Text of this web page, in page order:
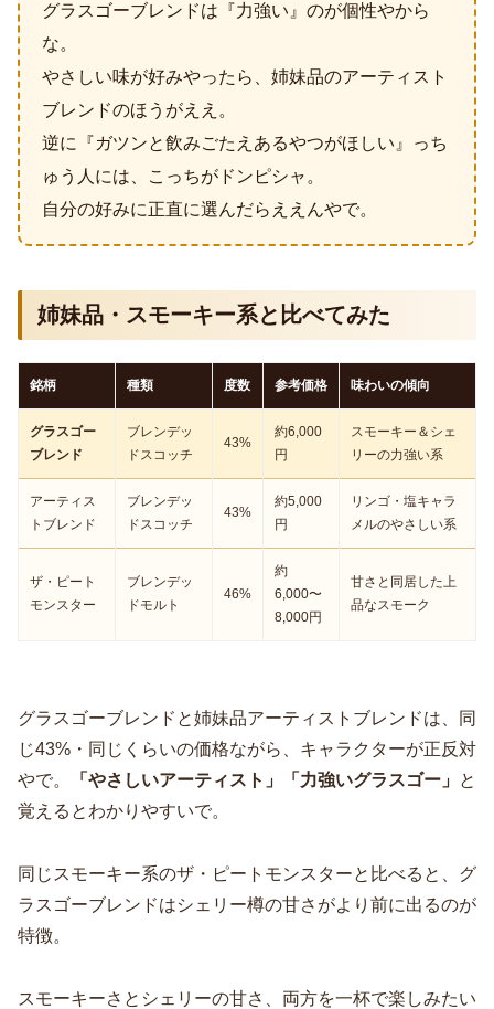
グラスゴーブレンドは『力強い』のが個性やから
な。
やさしい味が好みやったら、姉妹品のアーティスト
ブレンドのほうがええ。
逆に『ガツンと飲みごたえあるやつがほしい』っち
ゅう人には、こっちがドンピシャ。
自分の好みに正直に選んだらええんやで。
姉妹品・スモーキー系と比べてみた
銘柄 種類 度数 参考価格 味わいの傾向
グラスゴー
ブレンド
ブレンデッ
ドスコッチ
43%
約6,000
円
スモーキー＆シェ
リーの力強い系
アーティス
トブレンド
ブレンデッ
ドスコッチ
43%
約5,000
円
リンゴ・塩キャラ
メルのやさしい系
ザ・ピート
モンスター
ブレンデッ
ドモルト
46%
約
6,000〜
8,000円
甘さと同居した上
品なスモーク
グラスゴーブレンドと姉妹品アーティストブレンドは、同
じ43%・同じくらいの価格ながら、キャラクターが正反対
やで。
「やさしいアーティスト」「力強いグラスゴー」 と
覚えるとわかりやすいで。
同じスモーキー系のザ・ピートモンスターと比べると、グ
ラスゴーブレンドはシェリー樽の甘さがより前に出るのが
特徴。
スモーキーさとシェリーの甘さ、両方を一杯で楽しみたい